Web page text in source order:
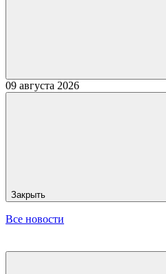
09 августа 2026
Закрыть
Все новости